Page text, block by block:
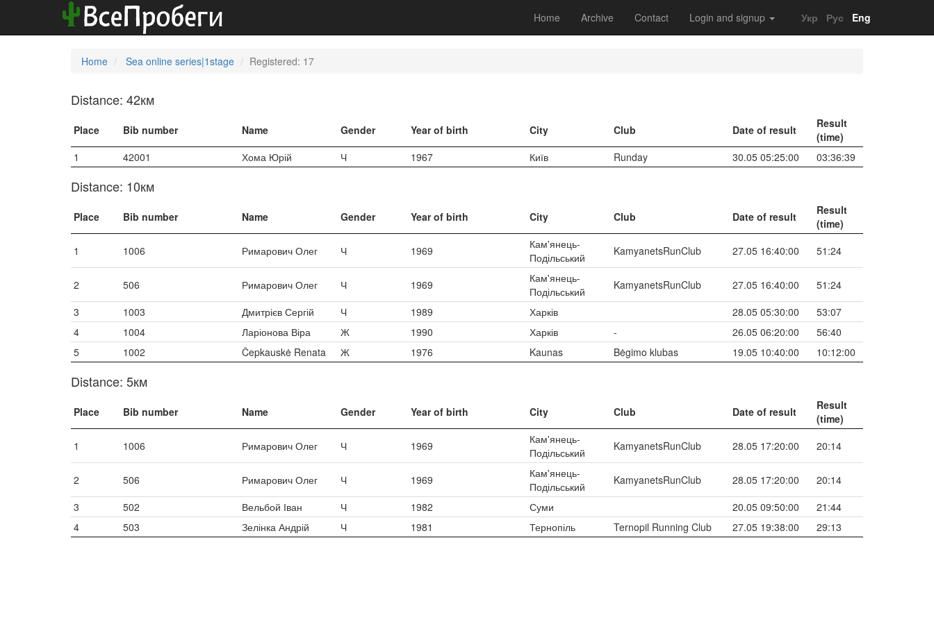
Home Archive Contact Login and signup Укр Рус Eng
Home Sea online series|1stage Registered: 17
Distance: 42км
Place Bib number Name Gender Year of birth City Club Date of result
Result
(time)
1
42001 Хома Юрій Ч 1967 Київ Runday 30.05 05:25:00 03:36:39
Distance: 10км
Place Bib number Name Gender Year of birth City Club Date of result
Result
(time)
1
1006 Римарович Олег Ч 1969
Кам'янець-
Подільський
KamyanetsRunClub 27.05 16:40:00 51:24
2 506 Римарович Олег Ч 1969
Кам'янець-
Подільський
KamyanetsRunClub 27.05 16:40:00
51:24
3
1003 Дмитрієв Сергій Ч 1989 Харків 28.05 05:30:00
53:07
4
1004 Ларіонова Віра Ж 1990 Харків - 26.05 06:20:00
56:40
5
1002 Čepkauskė Renata Ж 1976 Kaunas Bėgimo klubas 19.05 10:40:00 10:12:00
Distance: 5км
Place Bib number Name Gender Year of birth City Club Date of result
Result
(time)
1
1006 Римарович Олег Ч 1969
Кам'янець-
Подільський
KamyanetsRunClub 28.05 17:20:00 20:14
2 506 Римарович Олег Ч 1969
Кам'янець-
Подільський
KamyanetsRunClub 28.05 17:20:00
20:14
3
502 Вельбой Іван Ч 1982 Суми 20.05 09:50:00
21:44
4
503 Зелінка Андрій Ч 1981 Тернопіль Ternopil Running Club 27.05 19:38:00 29:13